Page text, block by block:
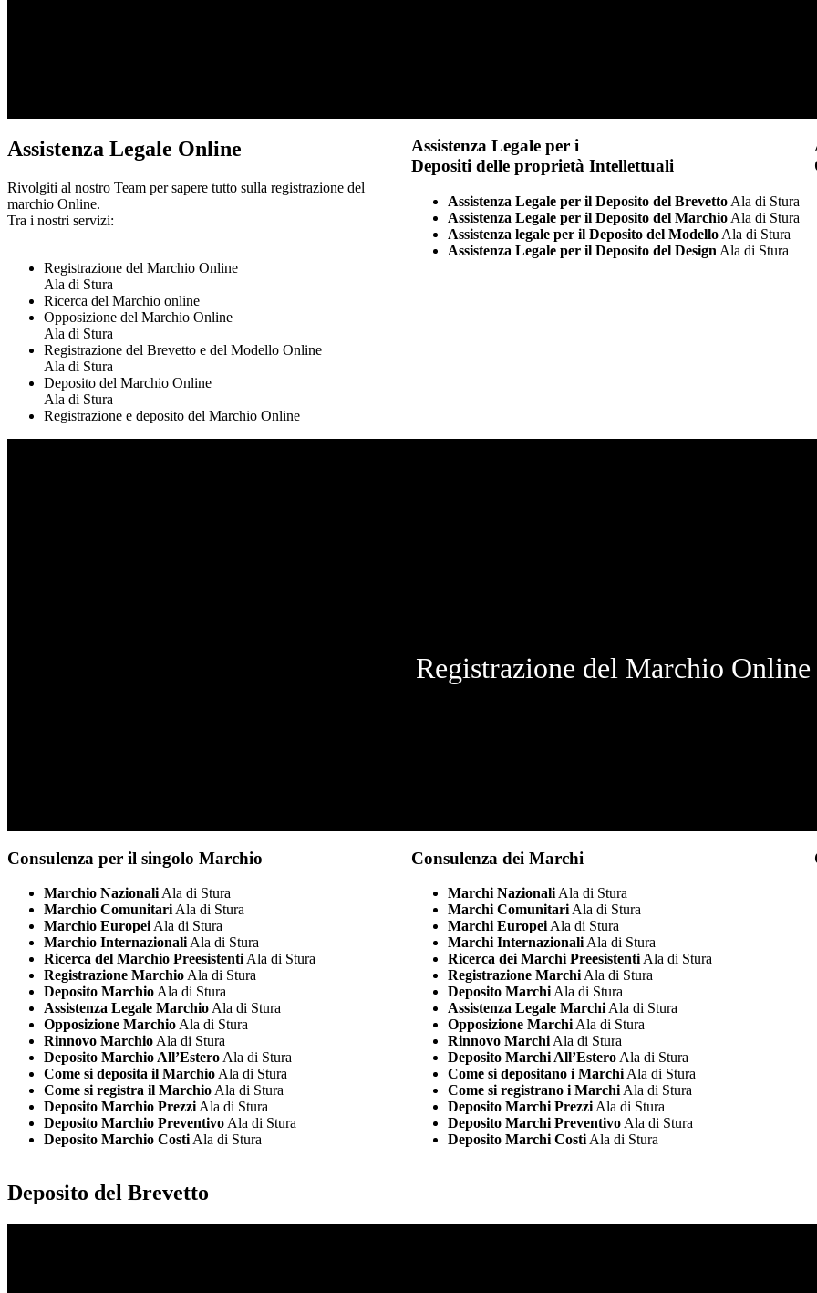
Assistenza Legale Online
Rivolgiti al nostro Team per sapere tutto sulla registrazione del
marchio Online.
Tra i nostri servizi:
Registrazione del Marchio Online
Ala di Stura
Ricerca del Marchio online
Opposizione del Marchio Online
Ala di Stura
Registrazione del Brevetto e del Modello Online
Ala di Stura
Deposito del Marchio Online
Ala di Stura
Registrazione e deposito del Marchio Online
Assistenza Legale per i
Depositi delle proprietà Intellettuali
Assistenza Legale per il Deposito del BrevettoAla di Stura
Assistenza Legale per il Deposito del MarchioAla di Stura
Assistenza legale per il Deposito del ModelloAla di Stura
Assistenza Legale per il Deposito del Design Ala di Stura
Registrazione del Marchio Online
Consulenza per il singolo Marchio
Marchio Nazionali Ala di Stura
Marchio Comunitari Ala di Stura
Marchio Europei Ala di Stura
Marchio Internazionali Ala di Stura
Ricerca del Marchio Preesistenti Ala di Stura
Registrazione Marchio Ala di Stura
Deposito Marchio Ala di Stura
Assistenza Legale Marchio Ala di Stura
Opposizione Marchio Ala di Stura
Rinnovo Marchio Ala di Stura
Deposito Marchio All’Estero Ala di Stura
Come si deposita il Marchio Ala di Stura
Come si registra il Marchio Ala di Stura
Deposito Marchio Prezzi Ala di Stura
Deposito Marchio Preventivo Ala di Stura
Deposito Marchio Costi Ala di Stura
Consulenza dei Marchi
Marchi NazionaliAla di Stura
Marchi ComunitariAla di Stura
Marchi EuropeiAla di Stura
Marchi InternazionaliAla di Stura
Ricerca dei Marchi PreesistentiAla di Stura
Registrazione MarchiAla di Stura
Deposito MarchiAla di Stura
Assistenza Legale MarchiAla di Stura
Opposizione MarchiAla di Stura
Rinnovo MarchiAla di Stura
Deposito Marchi All’EsteroAla di Stura
Come si depositano i MarchiAla di Stura
Come si registrano i MarchiAla di Stura
Deposito Marchi PrezziAla di Stura
Deposito Marchi PreventivoAla di Stura
Deposito Marchi CostiAla di Stura
Deposito del Brevetto